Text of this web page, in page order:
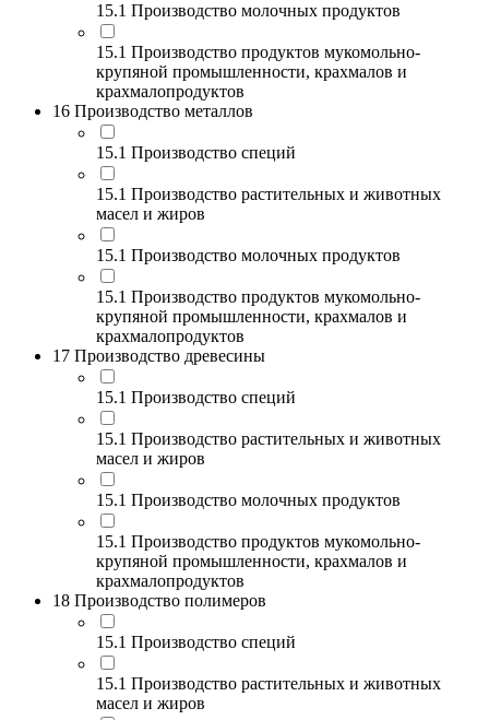
15.1 Производство молочных продуктов
15.1 Производство продуктов мукомольно-
крупяной промышленности, крахмалов и
крахмалопродуктов
16 Производство металлов
15.1 Производство специй
15.1 Производство растительных и животных
масел и жиров
15.1 Производство молочных продуктов
15.1 Производство продуктов мукомольно-
крупяной промышленности, крахмалов и
крахмалопродуктов
17 Производство древесины
15.1 Производство специй
15.1 Производство растительных и животных
масел и жиров
15.1 Производство молочных продуктов
15.1 Производство продуктов мукомольно-
крупяной промышленности, крахмалов и
крахмалопродуктов
18 Производство полимеров
15.1 Производство специй
15.1 Производство растительных и животных
масел и жиров